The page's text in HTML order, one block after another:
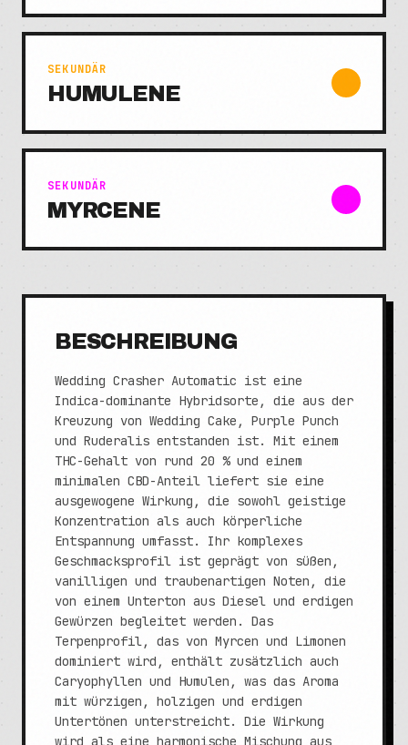
SEKUNDÄR
HUMULENE
SEKUNDÄR
MYRCENE
BESCHREIBUNG
Wedding Crasher Automatic ist eine
Indica-dominante Hybridsorte, die aus der
Kreuzung von Wedding Cake, Purple Punch
und Ruderalis entstanden ist. Mit einem
THC-Gehalt von rund 20 % und einem
minimalen CBD-Anteil liefert sie eine
ausgewogene Wirkung, die sowohl geistige
Konzentration als auch körperliche
Entspannung umfasst. Ihr komplexes
Geschmacksprofil ist geprägt von süßen,
vanilligen und traubenartigen Noten, die
von einem Unterton aus Diesel und erdigen
Gewürzen begleitet werden. Das
Terpenprofil, das von Myrcen und Limonen
dominiert wird, enthält zusätzlich auch
Caryophyllen und Humulen, was das Aroma
mit würzigen, holzigen und erdigen
Untertönen unterstreicht. Die Wirkung
wird als eine harmonische Mischung aus